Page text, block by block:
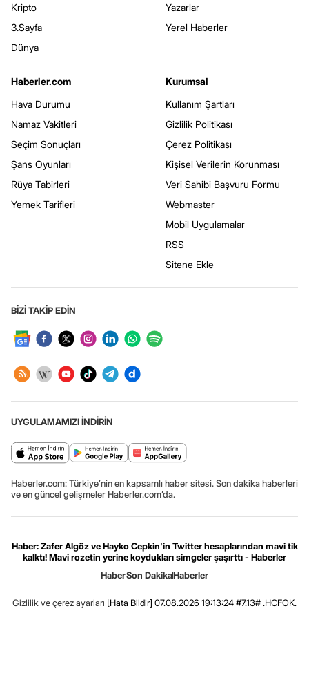
Kripto
3.Sayfa
Dünya
Yazarlar
Yerel Haberler
Haberler.com
Hava Durumu
Namaz Vakitleri
Seçim Sonuçları
Şans Oyunları
Rüya Tabirleri
Yemek Tarifleri
Kurumsal
Kullanım Şartları
Gizlilik Politikası
Çerez Politikası
Kişisel Verilerin Korunması
Veri Sahibi Başvuru Formu
Webmaster
Mobil Uygulamalar
RSS
Sitene Ekle
BİZİ TAKİP EDİN
UYGULAMAMIZI İNDİRİN
Haberler.com: Türkiye’nin en kapsamlı haber sitesi. Son dakika haberleri
ve en güncel gelişmeler Haberler.com’da.
Haber: Zafer Algöz ve Hayko Cepkin'in Twitter hesaplarından mavi tik
kalktı! Mavi rozetin yerine koydukları simgeler şaşırttı - Haberler
HaberSon DakikaHaberler
Gizlilik ve çerez ayarları [Hata Bildir] 07.08.2026 19:13:24 #7.13# .HCFOK.